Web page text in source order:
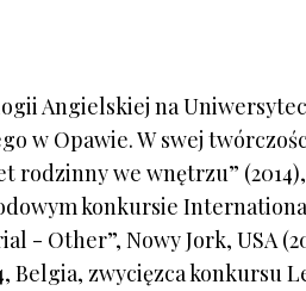
Angielskiej na
w Opawie. W swej
we wnętrzu”
konkursie
Other”, Nowy Jork, USA
zwycięzca konkursu